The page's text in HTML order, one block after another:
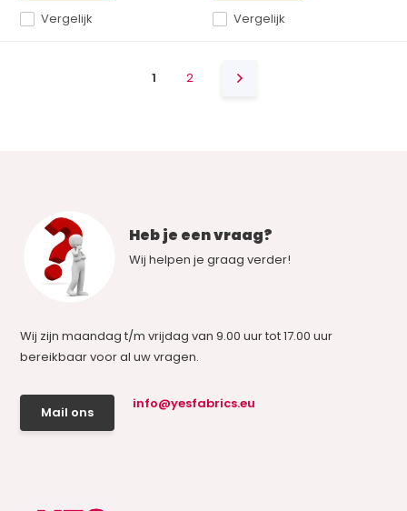
Vergelijk Vergelijk
1 2
Heb je een vraag?
Wij helpen je graag verder!
Wij zijn maandag t/m vrijdag van 9.00 uur tot 17.00 uur
bereikbaar voor al uw vragen.
Mail ons
info@yesfabrics.eu